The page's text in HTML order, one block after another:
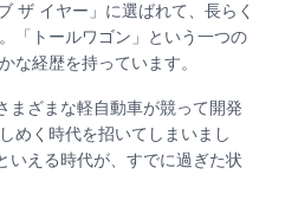
ザ イヤー」に選ばれて、長らく
「トールワゴン」という一つの
な経歴を持っています。
まざまな軽自動車が競って開発
めく時代を招いてしまいまし
いえる時代が、すでに過ぎた状